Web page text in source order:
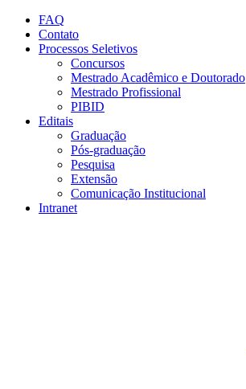
Conteúdo principal
FAQ
Contato
Processos Seletivos
Concursos
Mestrado Acadêmico e Doutorado
Mestrado Profissional
PIBID
Editais
Graduação
Pós-graduação
Pesquisa
Extensão
Comunicação Institucional
Intranet